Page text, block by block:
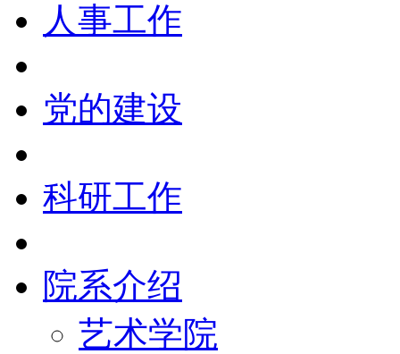
人事工作
党的建设
科研工作
院系介绍
艺术学院